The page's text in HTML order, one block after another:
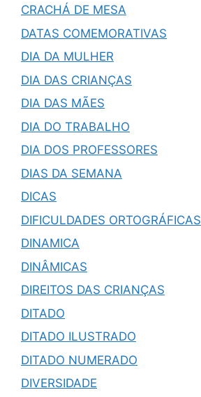
CRACHÁ DE MESA
DATAS COMEMORATIVAS
DIA DA MULHER
DIA DAS CRIANÇAS
DIA DAS MÃES
DIA DO TRABALHO
DIA DOS PROFESSORES
DIAS DA SEMANA
DICAS
DIFICULDADES ORTOGRÁFICAS
DINAMICA
DINÂMICAS
DIREITOS DAS CRIANÇAS
DITADO
DITADO ILUSTRADO
DITADO NUMERADO
DIVERSIDADE